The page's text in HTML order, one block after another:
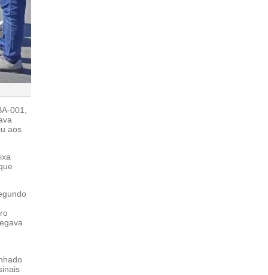
001,
aos